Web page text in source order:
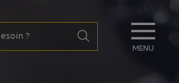
MENU